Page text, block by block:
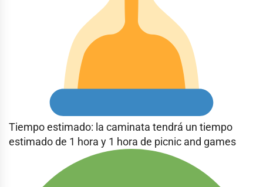
Tiempo estimado: la caminata tendrá un tiempo
estimado de 1 hora y 1 hora de picnic and games